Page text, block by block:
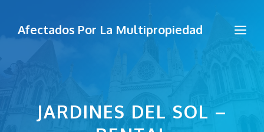
Afectados Por La Multipropiedad
JARDINES DEL SOL –